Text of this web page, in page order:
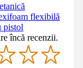
flexibilă
pistol
încă recenzii.